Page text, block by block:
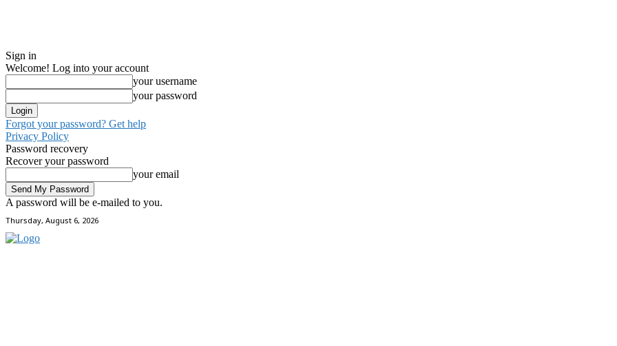
Sign in
Welcome! Log into your account
your username
your password
Forgot your password? Get help
Privacy Policy
Password recovery
Recover your password
your email
A password will be e-mailed to you.
Thursday, August 6, 2026